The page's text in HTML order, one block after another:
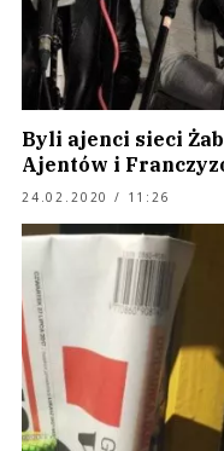
Byli ajenci sieci
Ajentów i
24.02.2020 / 11:26